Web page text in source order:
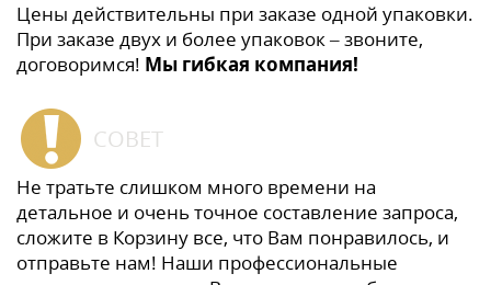
Цены действительны при заказе одной упаковки.
При заказе двух и более упаковок – звоните,
договоримся! Мы гибкая компания!
СОВЕТ
Не тратьте слишком много времени на
детальное и очень точное составление запроса,
сложите в Корзину все, что Вам понравилось, и
отправьте нам! Наши профессиональные